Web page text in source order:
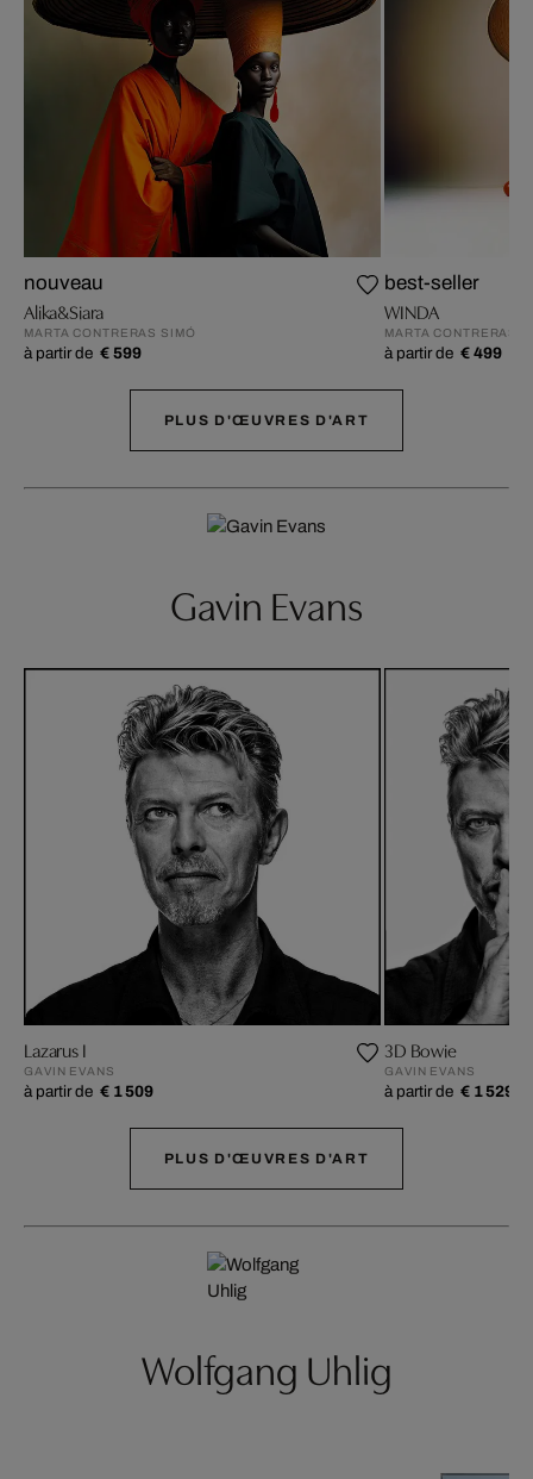
nouveau
Alika&Siara
MARTA CONTRERAS SIMÓ
à partir de € 599
best-seller
WINDA
MARTA CONTRERAS
à partir de € 499
PLUS D'ŒUVRES D'ART
Gavin Evans
Lazarus I
GAVIN EVANS
à partir de € 1 509
3D Bowie
GAVIN EVANS
à partir de € 1 529
PLUS D'ŒUVRES D'ART
Wolfgang Uhlig